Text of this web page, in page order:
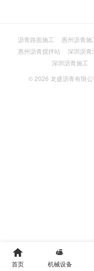
沥青路面施工 惠州沥青施
惠州沥青搅拌站
深圳沥青
深圳沥青施工
© 2026 龙盛沥青有限公

首页

机械设备